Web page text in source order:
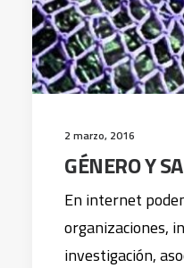
2 marzo, 2016
GÉNERO Y
En internet
organizaciones,
investigación,